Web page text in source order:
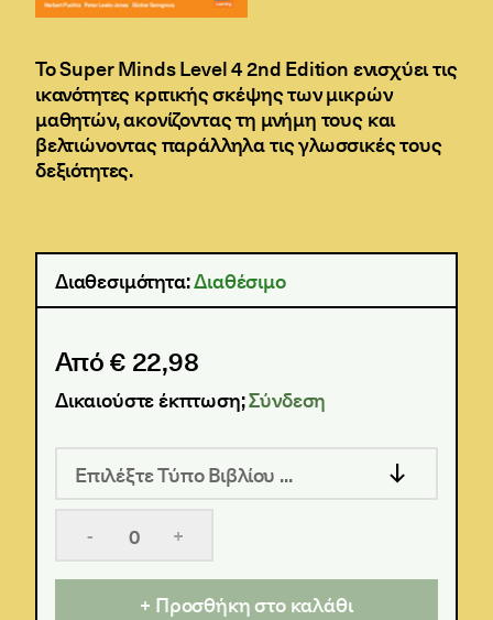
Το Super Minds Level 4 2nd Edition ενισχύει τις
ικανότητες κριτικής σκέψης των μικρών
μαθητών, ακονίζοντας τη μνήμη τους και
βελτιώνοντας παράλληλα τις γλωσσικές τους
δεξιότητες.
Διαθεσιμότητα:Διαθέσιμο
Από € 22,98
Δικαιούστε έκπτωση;Σύνδεση
Επιλέξτε Τύπο Βιβλίου ...
+
-
Προσθήκη στο καλάθι